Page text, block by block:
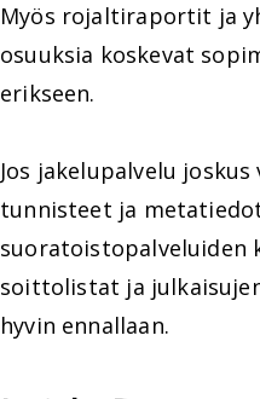
Myös rojaltiraportit ja
osuuksia koskevat
erikseen.
Jos jakelupalvelu
tunnisteet ja
suoratoistopalveluiden
soittolistat ja
hyvin ennallaan.